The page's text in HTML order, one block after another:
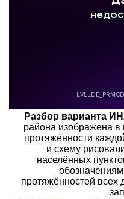
Разбор варианта
района изображена в
протяжённости
и схему
населённых
протяжённостей всех